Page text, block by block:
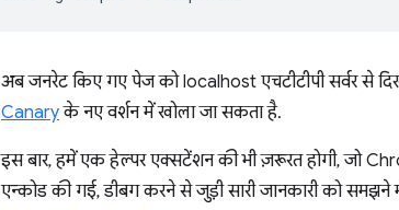
अब जनरेट किए गए पेज को localhost एचटीटीपी सर्वर से
Canaryके नए वर्शन में खोला जा सकता है.
इस बार, हमें एक हेल्पर एक्सटेंशन की भी ज़रूरत होगी, जो
एन्कोड की गई, डीबग करने से जुड़ी सारी जानकारी को